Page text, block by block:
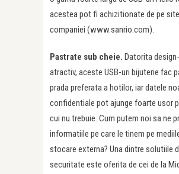
acestea pot fi achizitionate de pe
companiei (www.sanrio.com).
Pastrate sub cheie. Datorita
atractiv, aceste USB-uri bijuterie fac
prada preferata a hotilor, iar datele
confidentiale pot ajunge foarte usor
cui nu trebuie. Cum putem noi sa ne
informatiile pe care le tinem pe
stocare externa? Una dintre solutiile
securitate este oferita de cei de la